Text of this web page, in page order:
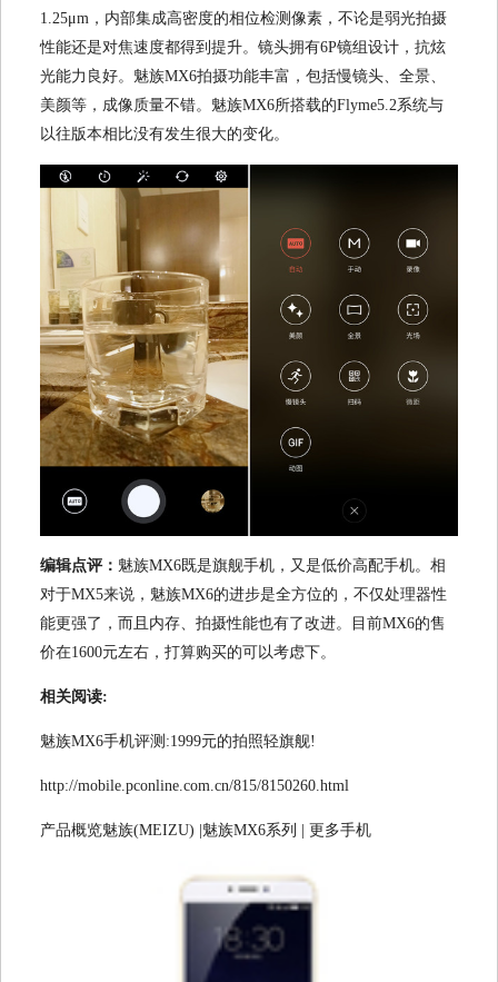
1.25μm，内部集成高密度的相位检测像素，不论是弱光拍摄
性能还是对焦速度都得到提升。镜头拥有6P镜组设计，抗炫
光能力良好。魅族MX6拍摄功能丰富，包括慢镜头、全景、
美颜等，成像质量不错。魅族MX6所搭载的Flyme5.2系统与
以往版本相比没有发生很大的变化。
编辑点评： 魅族MX6既是旗舰手机，又是低价高配手机。相
对于MX5来说，魅族MX6的进步是全方位的，不仅处理器性
能更强了，而且内存、拍摄性能也有了改进。目前MX6的售
价在1600元左右，打算购买的可以考虑下。
相关阅读:
魅族MX6手机评测:1999元的拍照轻旗舰!
http://mobile.pconline.com.cn/815/8150260.html
产品概览魅族(MEIZU) |魅族MX6系列 | 更多手机